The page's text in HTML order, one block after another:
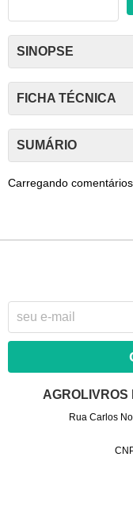
SINOPSE
FICHA TÉCNICA
SUMÁRIO
Carregando comentários
Rua Carlos